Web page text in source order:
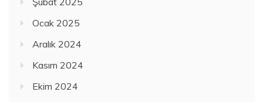
Ocak 2025
Aralık 2024
Kasım 2024
Ekim 2024